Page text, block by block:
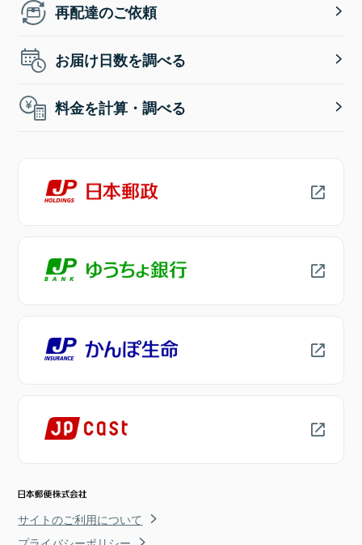
再配達のご依頼
お届け日数を調べる
料金を計算・調べる
サイトのご利用について